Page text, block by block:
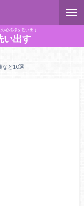
心模様を洗い出す
い出す
など10選